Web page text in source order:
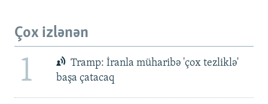
Çox izlənən
1
Tramp: İranla müharibə 'çox tezliklə'
başa çatacaq